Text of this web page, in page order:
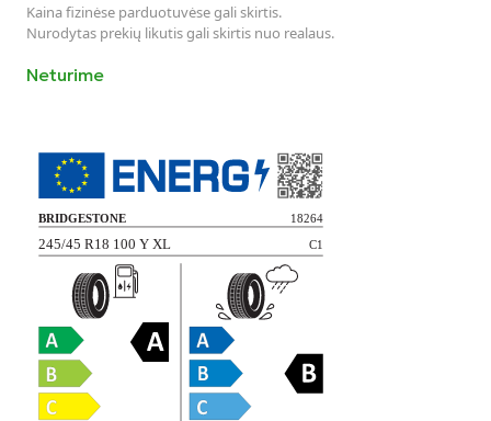
Kaina fizinėse parduotuvėse gali skirtis.
Nurodytas prekių likutis gali skirtis nuo realaus.
Neturime